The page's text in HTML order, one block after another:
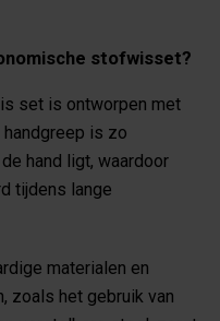
stofwisset?
set is ontworpen met
is zo
hand ligt, waardoor
tijdens lange
materialen en
zoals het gebruik van